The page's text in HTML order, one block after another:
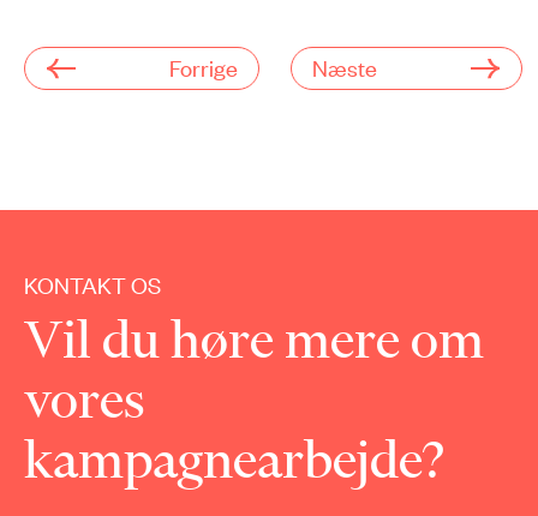
Forrige Næste
KONTAKT OS
Vil du høre mere om
vores
kampagnearbejde?